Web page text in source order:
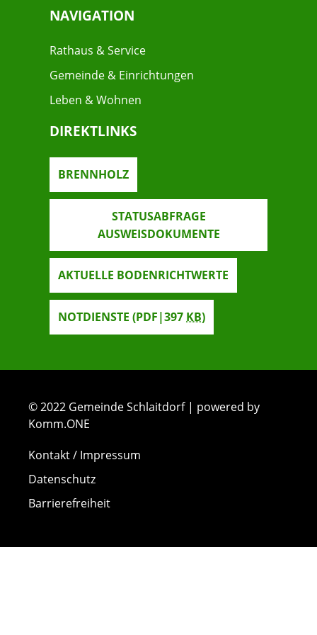
NAVIGATION
Rathaus & Service
Gemeinde & Einrichtungen
Leben & Wohnen
DIREKTLINKS
BRENNHOLZ
STATUSABFRAGE
AUSWEISDOKUMENTE
AKTUELLE BODENRICHTWERTE
NOTDIENSTE (PDF|397KB)
© 2022 Gemeinde Schlaitdorf | powered by
Komm.ONE
Kontakt / Impressum
Datenschutz
Barrierefreiheit